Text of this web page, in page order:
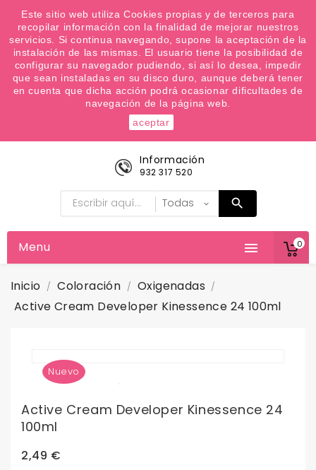
¿Quiere conocer las próximas ofertas del fin de
semana? Apúntate a nuestra Newsletter
Favoritos (0)

0
Información
932 317 520

Menu
Inicio Coloración
Oxigenadas
Active Cream Developer Kinessence 24 100ml
Nuevo
Active Cream Developer Kinessence 24
100ml
2,49 €
Este sitio web utiliza Cookies propias y de terceros para
recopilar información con la finalidad de mejorar nuestros
servicios. Si continua navegando, supone la aceptación de la
instalación de las mismas. El usuario tiene la posibilidad de
configurar su navegador pudiendo, si así lo desea, impedir
que sean instaladas en su disco duro, aunque deberá tener
en cuenta que dicha acción podrá ocasionar dificultades de
navegación de la página web.
aceptar